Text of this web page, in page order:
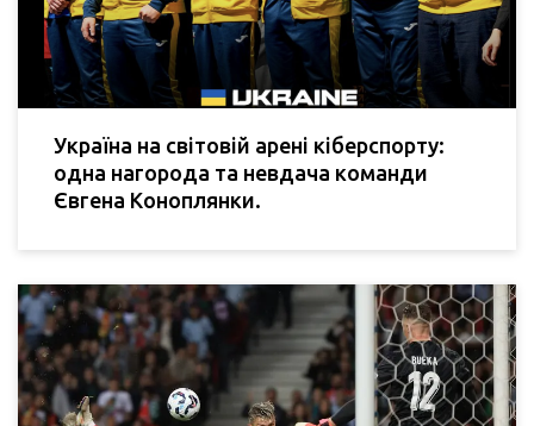
Україна на світовій арені кіберспорту:
одна нагорода та невдача команди
Євгена Коноплянки.